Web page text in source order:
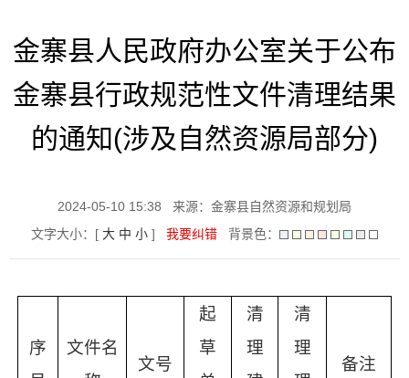
金寨县人民政府办公室关于公布
金寨县行政规范性文件清理结果
的通知(涉及自然资源局部分)
2024-05-10 15:38
来源：金寨县自然资源和规划局
文字大小：[ 大 中 小] 我要纠错 背景色：
序
文件名
文号
起
草
清
理
清
理
备注